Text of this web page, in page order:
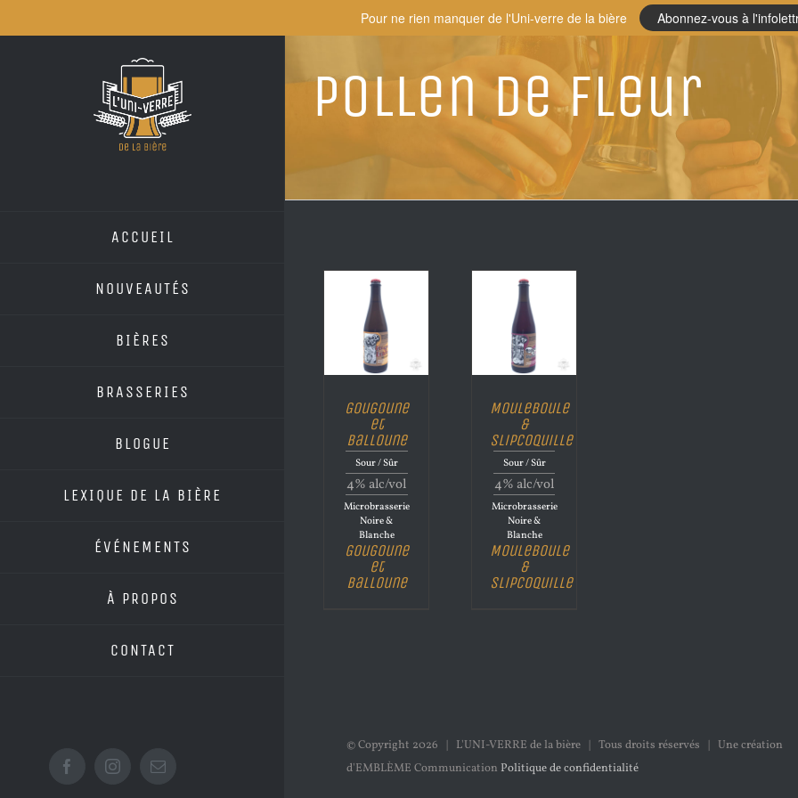
to
ACCUEIL
NOUVEAUTÉS
BIÈRES
BRASSERIES
BLOGUE
LEXIQUE DE LA BIÈRE
ÉVÉNEMENTS
À PROPOS
CONTACT
FacebookInstagramEmail
Pollen de fleur
Gougoune
et
Balloune
Sour / Sûr
4% alc/vol
Microbrasserie
Noire &
Blanche
Gougoune
et
Balloune
Mouleboule
&
Slipcoquille
Sour / Sûr
4% alc/vol
Microbrasserie
Noire &
Blanche
Mouleboule
&
Slipcoquille
© Copyright 2026 | L'UNI-VERRE de la bière | Tous droits réservés | Une création
d'EMBLÈME Communication Politique de confidentialité
Pour ne rien manquer de l'Uni-verre de la bière Abonnez-vous à